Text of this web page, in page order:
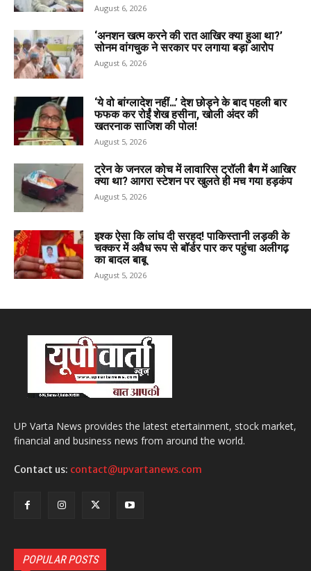
August 6, 2026
‘अनशन खत्म करने की रात आखिर क्या हुआ था?’
सोनम वांगचुक ने सरकार पर लगाया बड़ा आरोप
August 6, 2026
‘ये वो बांग्लादेश नहीं…’ देश छोड़ने के बाद पहली बार
फफक कर रोईं शेख हसीना, खोली अंदर की
खतरनाक साजिश की पोल!
August 5, 2026
ट्रेन के जनरल कोच में लावारिस ट्रॉली बैग में आखिर
क्या था? आगरा स्टेशन पर खुलते ही मच गया हड़कंप
August 5, 2026
इश्क ऐसा कि लांघ दी सरहद! पाकिस्तानी लड़की के
चक्कर में अवैध रूप से बॉर्डर पार कर पहुंचा अलीगढ़
का बादल बाबू
August 5, 2026
UP Varta News provides the latest etertainment, stock market,
financial and business news from around the world.
Contact us: contact@upvartanews.com
POPULAR POSTS